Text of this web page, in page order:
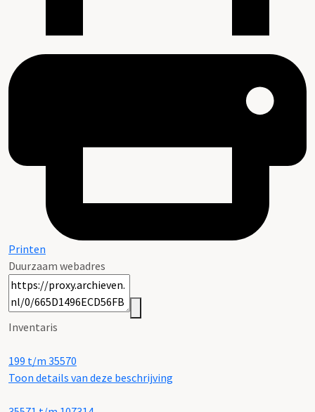
Printen
Duurzaam webadres
Inventaris
199 t/m 35570
Toon details van deze beschrijving